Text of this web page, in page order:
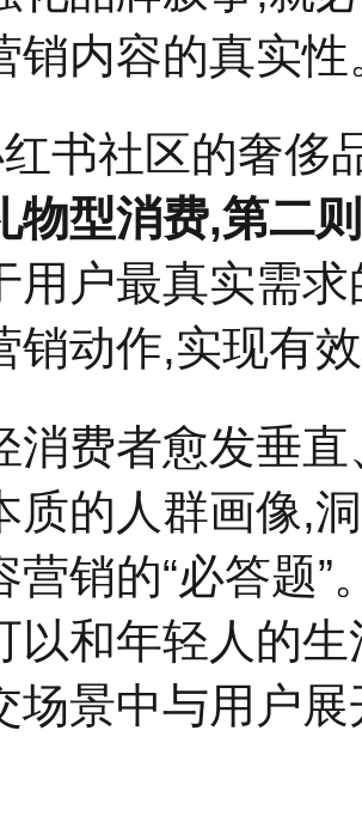
销内容的真实性
红书社区的奢侈
物型消费,第二
用户最真实需
销动作,实现有
消费者愈发垂
质的人群画像,
营销的“必答题
以和年轻人的
场景中与用户